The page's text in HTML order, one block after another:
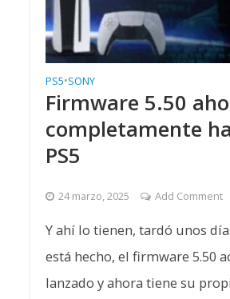
PS5•SONY
Firmware 5.50
completamente
PS5
24 marzo, 2025 Add Comment
Y ahí lo tienen, tardó unos
está hecho, el firmware 5.50
lanzado y ahora tiene su